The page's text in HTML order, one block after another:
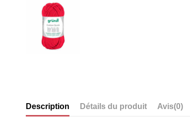
Description Détails du produit Avis(0)